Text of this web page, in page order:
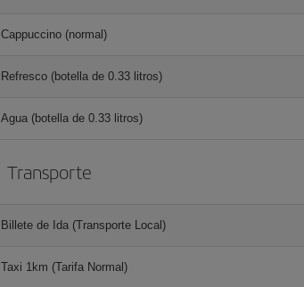
Cappuccino (normal)
Refresco (botella de 0.33 litros)
Agua (botella de 0.33 litros)
Transporte
Billete de Ida (Transporte Local)
Taxi 1km (Tarifa Normal)